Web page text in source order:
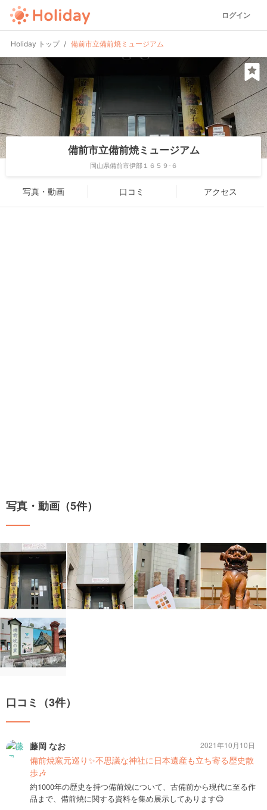
ログイン
Holiday トップ 備前市立備前焼ミュージアム
備前市立備前焼ミュージアム
岡山県備前市伊部１６５９-６
写真・動画 口コミ アクセス
写真・動画（5件）
口コミ（3件）
藤岡 なお
備前焼窯元巡り✨不思議な神社に日本遺産も立ち寄る歴史散
歩🎶
約1000年の歴史を持つ備前焼について、古備前から現代に至る作
品まで、備前焼に関する資料を集め展示してあります😊
2021年10月10日